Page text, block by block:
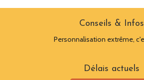
Conseils & Infos
Personnalisation extrême,
Délais actuels